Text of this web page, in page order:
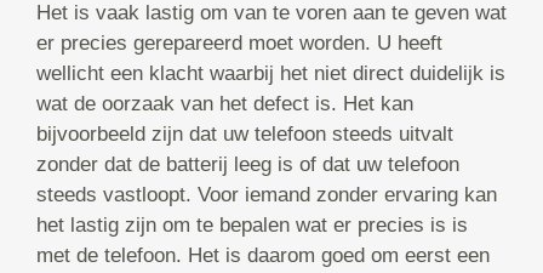
Het is vaak lastig om van te voren aan te geven wat
er precies gerepareerd moet worden. U heeft
wellicht een klacht waarbij het niet direct duidelijk is
wat de oorzaak van het defect is. Het kan
bijvoorbeeld zijn dat uw telefoon steeds uitvalt
zonder dat de batterij leeg is of dat uw telefoon
steeds vastloopt. Voor iemand zonder ervaring kan
het lastig zijn om te bepalen wat er precies is is
met de telefoon. Het is daarom goed om eerst een